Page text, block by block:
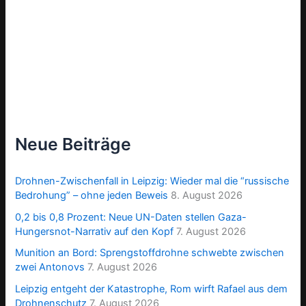
Neue Beiträge
Drohnen-Zwischenfall in Leipzig: Wieder mal die “russische
Bedrohung” – ohne jeden Beweis 8. August 2026
0,2 bis 0,8 Prozent: Neue UN-Daten stellen Gaza-
Hungersnot-Narrativ auf den Kopf 7. August 2026
Munition an Bord: Sprengstoffdrohne schwebte zwischen
zwei Antonovs 7. August 2026
Leipzig entgeht der Katastrophe, Rom wirft Rafael aus dem
Drohnenschutz 7. August 2026